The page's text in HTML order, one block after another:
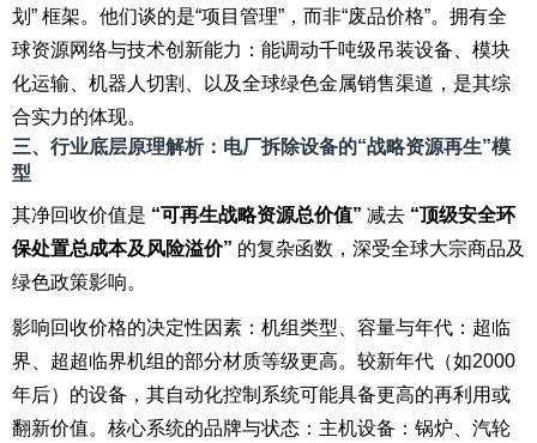
划” 框架。他们谈的是“项目管理”，而非“废品价格”。拥有全
球资源网络与技术创新能力：能调动千吨级吊装设备、模块
化运输、机器人切割、以及全球绿色金属销售渠道，是其综
合实力的体现。
三、行业底层原理解析：电厂拆除设备的“战略资源再生”模
型
其净回收价值是 “可再生战略资源总价值” 减去 “顶级安全环
保处置总成本及风险溢价” 的复杂函数，深受全球大宗商品及
绿色政策影响。
影响回收价格的决定性因素：机组类型、容量与年代：超临
界、超超临界机组的部分材质等级更高。较新年代（如2000
年后）的设备，其自动化控制系统可能具备更高的再利用或
翻新价值。核心系统的品牌与状态：主机设备：锅炉、汽轮